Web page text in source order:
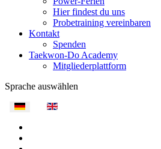
Hier findest du uns
Probetraining vereinbaren
Kontakt
Spenden
Taekwon-Do Academy
Mitgliederplattform
Sprache auswählen